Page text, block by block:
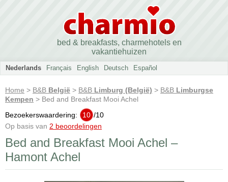
bed & breakfasts, charmehotels en
vakantiehuizen
Nederlands Français English Deutsch Español
Home > B&B België > B&B Limburg (België) > B&B Limburgse
Kempen > Bed and Breakfast Mooi Achel
Bezoekerswaardering:
10 /10
Op basis van 2 beoordelingen
Bed and Breakfast Mooi Achel –
Hamont Achel